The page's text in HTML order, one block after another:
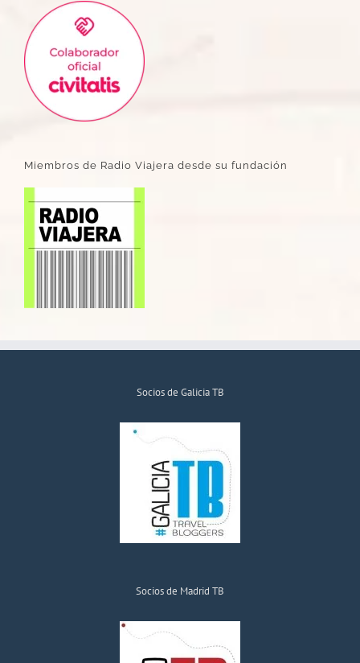
Miembros de Radio Viajera desde su fundación
Socios de Galicia TB
Socios de Madrid TB